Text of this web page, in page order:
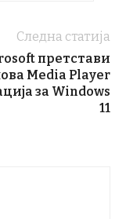
Следна статија
претстави
Media Player
за Windows
11